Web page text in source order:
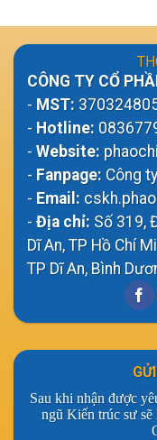
CÔNG TY CỔ
- MST:
- Hotline:
- Website:
- Fanpage: Công
- Email:
- Địa chỉ: Số 319,
Dĩ An, TP Hồ Chí
TP Dĩ An, Bình
Sau khi nhận được
ngũ Kiến trúc sư sẽ